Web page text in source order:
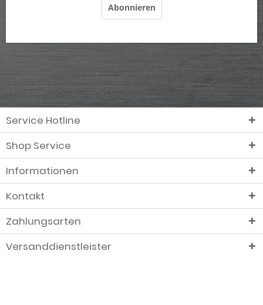
Abonnieren
Service Hotline
Shop Service
Informationen
Kontakt
Zahlungsarten
Versanddienstleister